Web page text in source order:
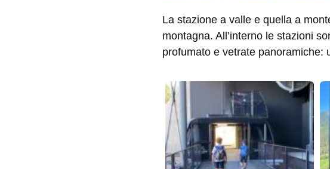
La stazione a valle e quella a
montagna. All’interno le stazioni
profumato e vetrate panoramiche: